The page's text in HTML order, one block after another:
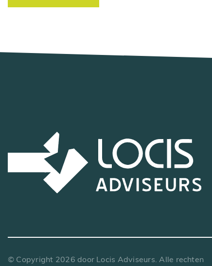
© Copyright 2026 door Locis Adviseurs. Alle rechten